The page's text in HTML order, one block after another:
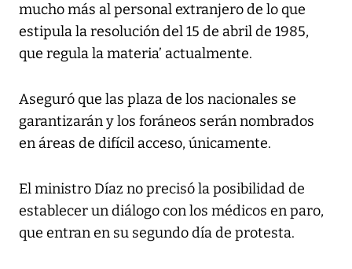
mucho más al personal extranjero de lo que
estipula la resolución del 15 de abril de 1985,
que regula la materia’ actualmente.
Aseguró que las plaza de los nacionales se
garantizarán y los foráneos serán nombrados
en áreas de difícil acceso, únicamente.
El ministro Díaz no precisó la posibilidad de
establecer un diálogo con los médicos en paro,
que entran en su segundo día de protesta.